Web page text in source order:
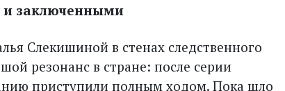
и заключенными
Слекишиной в стенах следственного
резонанс в стране: после серии
приступили полным ходом. Пока шло